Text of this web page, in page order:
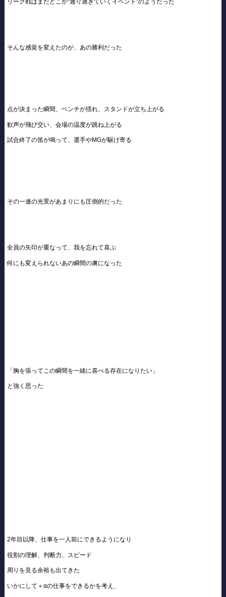
リーグ戦はまだどこか“通り過ぎていくイベント”のようだった
そんな感覚を変えたのが、あの勝利だった
点が決まった瞬間、ベンチが揺れ、スタンドが立ち上がる
歓声が飛び交い、会場の温度が跳ね上がる
試合終了の笛が鳴って、選手やMGが駆け寄る
その一連の光景があまりにも圧倒的だった
全員の矢印が重なって、我を忘れて喜ぶ
何にも変えられないあの瞬間の虜になった
「胸を張ってこの瞬間を一緒に喜べる存在になりたい」
と強く思った
2年目以降、仕事を一人前にできるようになり
役割の理解、判断力、スピード
周りを見る余裕も出てきた
いかにして＋αの仕事をできるかを考え、